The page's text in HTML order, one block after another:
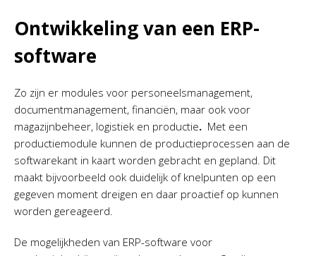
Ontwikkeling van een ERP-
software
Zo zijn er modules voor personeelsmanagement,
documentmanagement, financiën, maar ook voor
magazijnbeheer, logistiek en productie. Met een
productiemodule kunnen de productieprocessen aan de
softwarekant in kaart worden gebracht en gepland. Dit
maakt bijvoorbeeld ook duidelijk of knelpunten op een
gegeven moment dreigen en daar proactief op kunnen
worden gereageerd.
De mogelijkheden van ERP-software voor